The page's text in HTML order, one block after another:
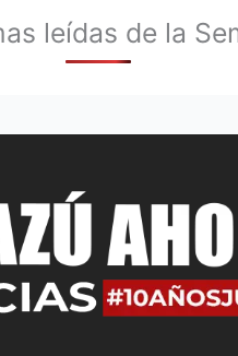
leídas de la